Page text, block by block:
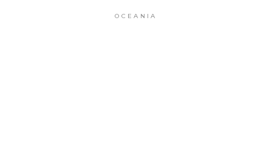
OCEANIA